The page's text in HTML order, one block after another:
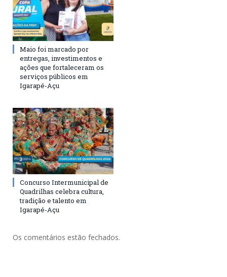
Maio foi marcado por
entregas, investimentos e
ações que fortaleceram os
serviços públicos em
Igarapé-Açu
Concurso Intermunicipal de
Quadrilhas celebra cultura,
tradição e talento em
Igarapé-Açu
Os comentários estão fechados.